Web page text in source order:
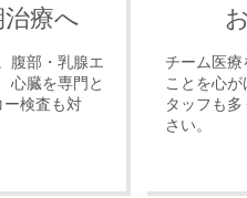
療へ
腹部・乳腺エ
心臓を専門と
検査も対
チーム医療
ことを心
タッフも
さい。